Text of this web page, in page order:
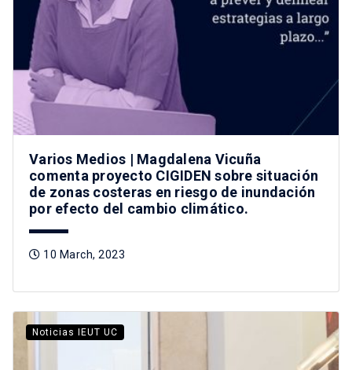
Varios Medios | Magdalena Vicuña
comenta proyecto CIGIDEN sobre situación
de zonas costeras en riesgo de inundación
por efecto del cambio climático.
10 March, 2023
Noticias IEUT UC